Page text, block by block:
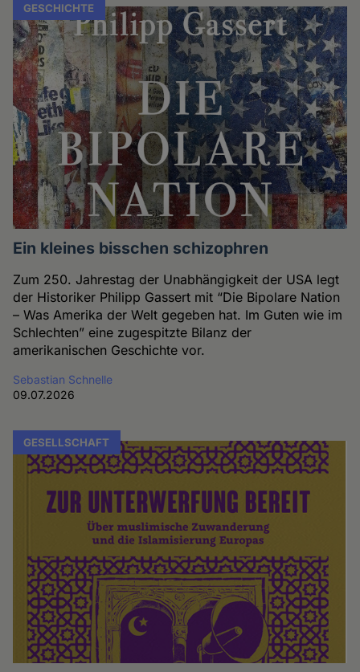
GESCHICHTE
Ein kleines bisschen schizophren
Zum 250. Jahrestag der Unabhängigkeit der USA legt
der Historiker Philipp Gassert mit “Die Bipolare Nation
– Was Amerika der Welt gegeben hat. Im Guten wie im
Schlechten” eine zugespitzte Bilanz der
amerikanischen Geschichte vor.
Sebastian Schnelle
09.07.2026
GESELLSCHAFT